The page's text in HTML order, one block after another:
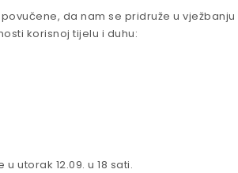
da nam se pridruže u
korisnoj tijelu i duhu:
utorak 12.09. u 18 sati.